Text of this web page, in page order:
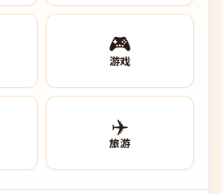
🎮
游戏
✈️
旅游